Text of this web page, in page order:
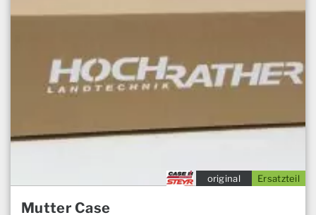
Ersatzteil
original
Mutter Case